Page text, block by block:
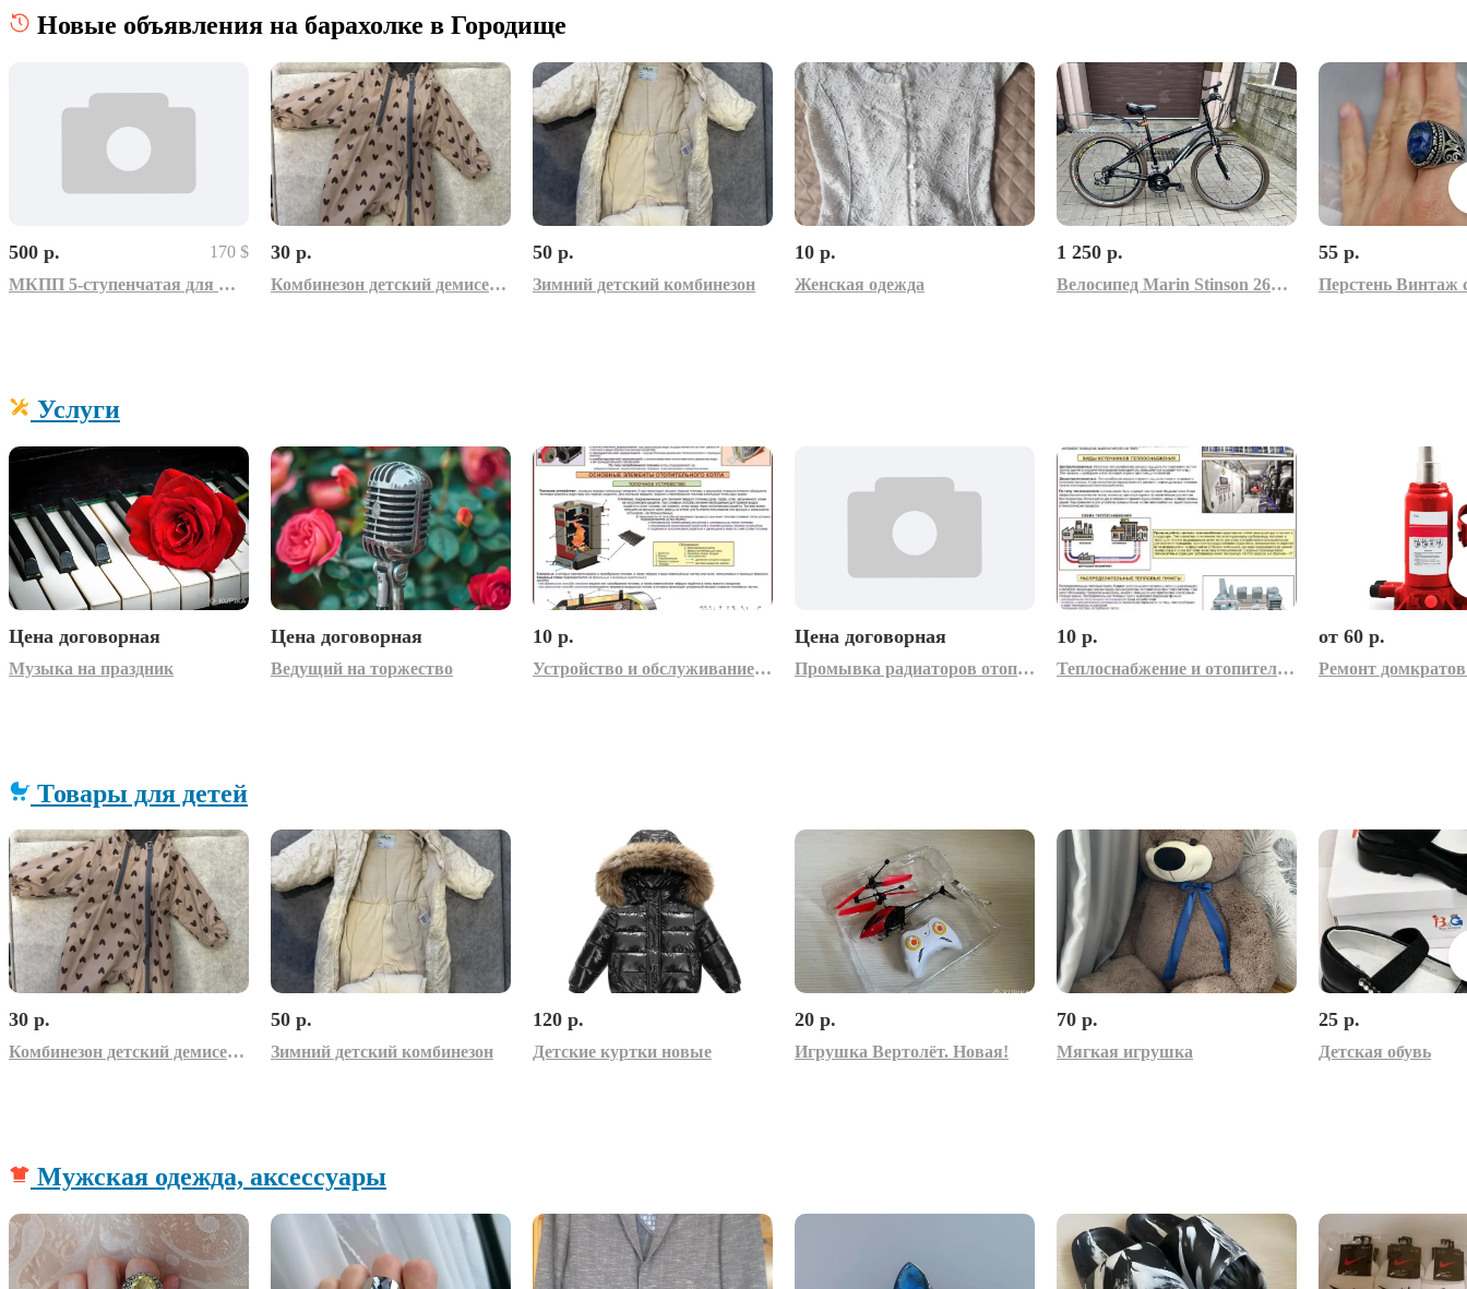
Новые объявления на барахолке в Городище
500 р.
170 $
МКПП 5-ступенчатая для Мерседес-Бенс 200 С,W202, 1997 г.в.
30 р.
Комбинезон детский демисезонный
50 р.
Зимний детский комбинезон
10 р.
Женская одежда
1 250 р.
Велосипед Marin Stinson 26" - о б м е н
55 р.
Услуги
Цена договорная
Музыка на праздник
Цена договорная
Ведущий на торжество
10 р.
Устройство и обслуживание отопительных котлов. Плакаты для колледжа и ГУДОВ
Цена договорная
Промывка радиаторов отопления
10 р.
Теплоснабжение и отопительные системы. Учебно-информационные плакаты для колледжа
от 60 р.
Товары для детей
30 р.
Комбинезон детский демисезонный
50 р.
Зимний детский комбинезон
120 р.
Детские куртки новые
20 р.
Игрушка Вертолёт. Новая!
70 р.
Мягкая игрушка
25 р.
Детская обувь
Мужская одежда, аксессуары